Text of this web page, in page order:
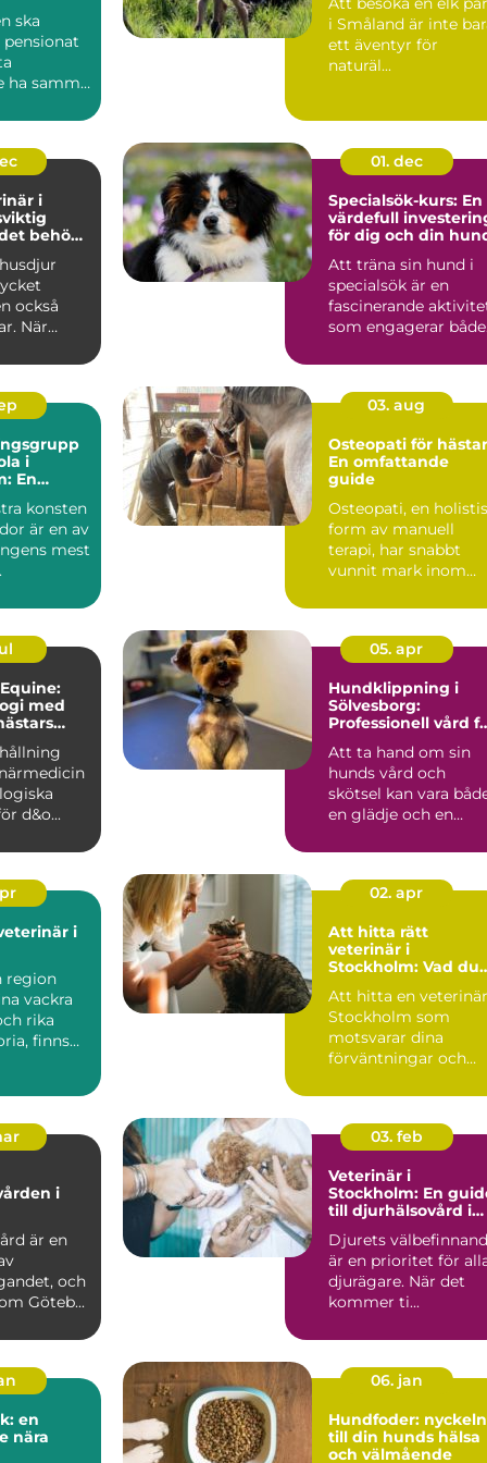
ska
pensionat
ha samma
i Småland är inte
ett äventyr för
naturäl...
i
behövs
också
När
01. dec
Specialsök-kurs: En
värdefull
för dig och din
Att träna sin hund i
specialsök är en
fascinerande
som engagerar
i
En
konsten
är en av
mest
03. aug
Osteopati för
En omfattande
guide
Osteopati, en
form av manuell
terapi, har snabbt
vunnit mark inom
med
d&o...
05. apr
Hundklippning i
Sölvesborg:
Professionell vård
Att ta hand om sin
hunds vård och
skötsel kan vara
en glädje och en
i
region
vackra
rika
finns
02. apr
Att hitta rätt
veterinär i
Stockholm: Vad du
Att hitta en
Stockholm som
motsvarar dina
förväntningar och
i
är en
och
Göteb...
03. feb
Veterinär i
Stockholm: En
till djurhälsovård i
Djurets
är en prioritet för
djurägare. När det
kommer ti...
en
nära
06. jan
Hundfoder: nyckeln
till din hunds hälsa
och välmående